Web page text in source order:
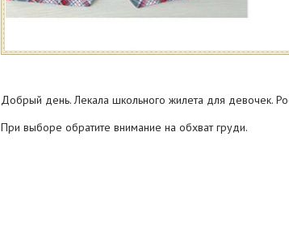
Добрый день. Лекала школьного жилета для девочек.
При выборе обратите внимание на обхват груди.